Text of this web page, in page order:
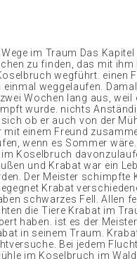
im Traum Das Kapitel
zu finden, das mit ihm
wegführt. einen
weggelaufen.
Wochen lang aus,
wurde. nichts
ob er auch von der
einem Freund
wenn es Sommer
Koselbruch
und Krabat war ein
Der Meister schimpfte
Krabat
schwarzes Fell. Allen
die Tiere Krabat im
haben. ist es der
in seinem Traum.
Bei jedem
im Koselbruch im